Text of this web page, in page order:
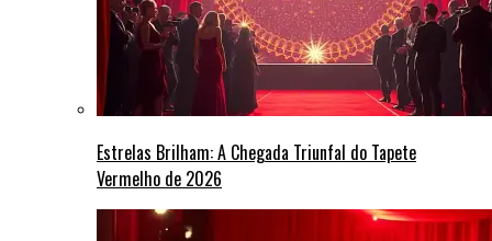
Estrelas Brilham: A Chegada Triunfal do Tapete
Vermelho de 2026